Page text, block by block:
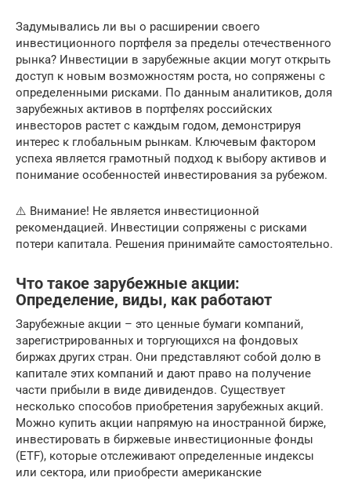
Задумывались ли вы о расширении своего
инвестиционного портфеля за пределы отечественного
рынка? Инвестиции в зарубежные акции могут открыть
доступ к новым возможностям роста, но сопряжены с
определенными рисками. По данным аналитиков, доля
зарубежных активов в портфелях российских
инвесторов растет с каждым годом, демонстрируя
интерес к глобальным рынкам. Ключевым фактором
успеха является грамотный подход к выбору активов и
понимание особенностей инвестирования за рубежом.
⚠️ Внимание! Не является инвестиционной
рекомендацией. Инвестиции сопряжены с рисками
потери капитала. Решения принимайте самостоятельно.
Что такое зарубежные акции:
Определение, виды, как работают
Зарубежные акции – это ценные бумаги компаний,
зарегистрированных и торгующихся на фондовых
биржах других стран. Они представляют собой долю в
капитале этих компаний и дают право на получение
части прибыли в виде дивидендов. Существует
несколько способов приобретения зарубежных акций.
Можно купить акции напрямую на иностранной бирже,
инвестировать в биржевые инвестиционные фонды
(ETF), которые отслеживают определенные индексы
или сектора, или приобрести американские